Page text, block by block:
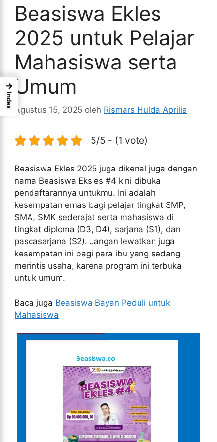
Beasiswa Ekles
2025 untuk Pelajar
Mahasiswa serta
Umum
Agustus 15, 2025 oleh Rismars Hulda Aprilia
5/5 - (1 vote)
Beasiswa Ekles 2025 juga dikenal juga dengan
nama Beasiswa Eksles #4 kini dibuka
pendaftarannya untukmu. Ini adalah
kesempatan emas bagi pelajar tingkat SMP,
SMA, SMK sederajat serta mahasiswa di
tingkat diploma (D3, D4), sarjana (S1), dan
pascasarjana (S2). Jangan lewatkan juga
kesempatan ini bagi para ibu yang sedang
merintis usaha, karena program ini terbuka
untuk umum.
Baca juga Beasiswa Bayan Peduli untuk
Mahasiswa
→
Index